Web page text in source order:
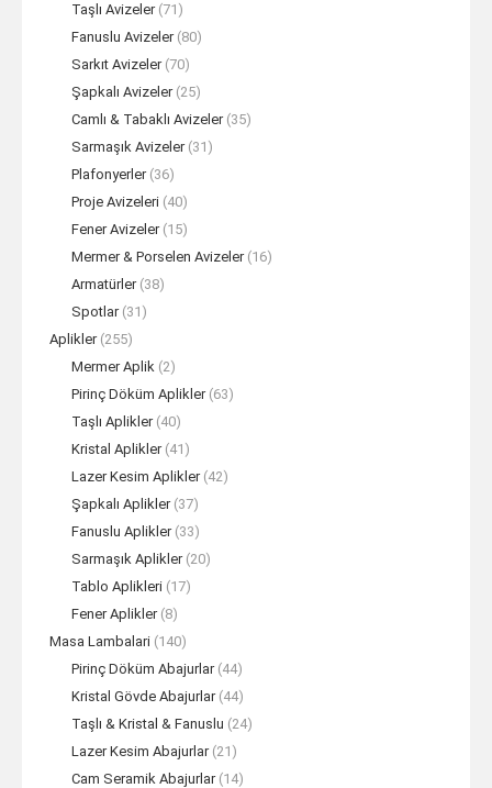
Taşlı Avizeler (71)
Fanuslu Avizeler (80)
Sarkıt Avizeler (70)
Şapkalı Avizeler (25)
Camlı & Tabaklı Avizeler (35)
Sarmaşık Avizeler (31)
Plafonyerler (36)
Proje Avizeleri (40)
Fener Avizeler (15)
Mermer & Porselen Avizeler (16)
Armatürler (38)
Spotlar (31)
Aplikler (255)
Mermer Aplik (2)
Pirinç Döküm Aplikler (63)
Taşlı Aplikler (40)
Kristal Aplikler (41)
Lazer Kesim Aplikler (42)
Şapkalı Aplikler (37)
Fanuslu Aplikler (33)
Sarmaşık Aplikler (20)
Tablo Aplikleri (17)
Fener Aplikler (8)
Masa Lambalari (140)
Pirinç Döküm Abajurlar (44)
Kristal Gövde Abajurlar (44)
Taşlı & Kristal & Fanuslu (24)
Lazer Kesim Abajurlar (21)
Cam Seramik Abajurlar (14)